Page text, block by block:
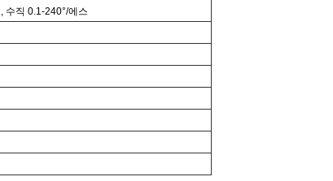
수직 0.1-240°/에스